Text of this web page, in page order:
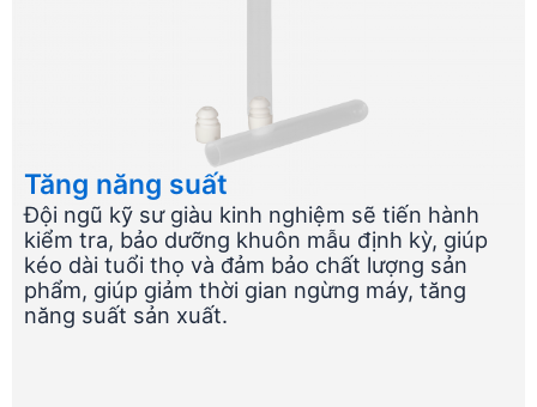
Tăng năng suất
Đội ngũ kỹ sư giàu kinh nghiệm sẽ tiến hành
kiểm tra, bảo dưỡng khuôn mẫu định kỳ, giúp
kéo dài tuổi thọ và đảm bảo chất lượng sản
phẩm, giúp giảm thời gian ngừng máy, tăng
năng suất sản xuất.